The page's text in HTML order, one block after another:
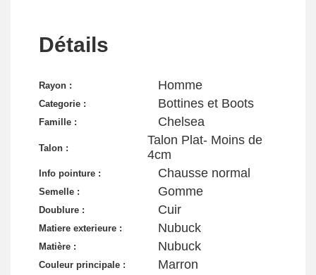
Détails
Rayon : Homme
Categorie : Bottines et Boots
Famille : Chelsea
Talon :
Talon Plat- Moins de
4cm
Info pointure : Chausse normal
Semelle : Gomme
Doublure : Cuir
Matiere exterieure : Nubuck
Matière : Nubuck
Couleur principale : Marron